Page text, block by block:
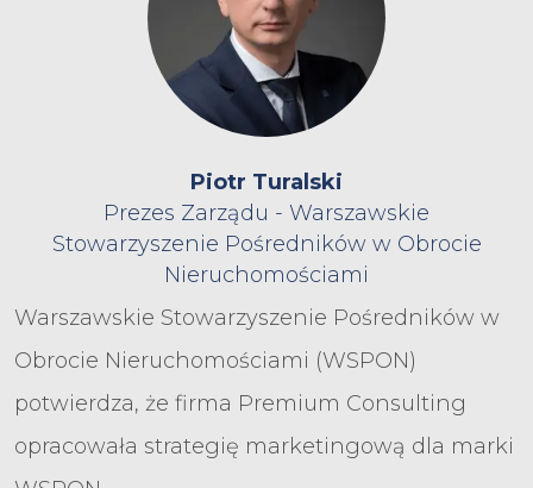
Piotr Turalski
Prezes Zarządu - Warszawskie
Stowarzyszenie Pośredników w Obrocie
Nieruchomościami
Warszawskie Stowarzyszenie Pośredników w
Obrocie Nieruchomościami (WSPON)
potwierdza, że firma Premium Consulting
opracowała strategię marketingową dla marki